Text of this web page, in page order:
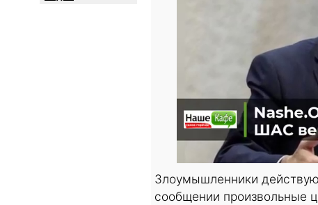
Злоумышленники
сообщении произвольные